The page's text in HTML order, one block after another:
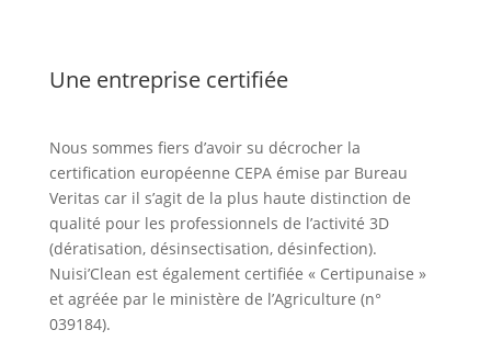
Une entreprise certifiée
Nous sommes fiers d’avoir su décrocher la
certification européenne CEPA émise par Bureau
Veritas car il s’agit de la plus haute distinction de
qualité pour les professionnels de l’activité 3D
(dératisation, désinsectisation, désinfection).
Nuisi’Clean est également certifiée « Certipunaise »
et agréée par le ministère de l’Agriculture (n°
039184).